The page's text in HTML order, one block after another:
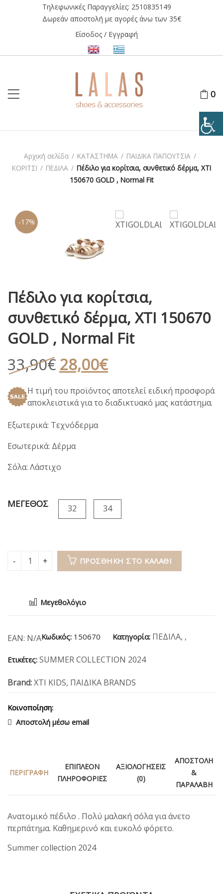
Τηλεφωνικές Παραγγελίες: 2510835149
Δωρεάν αποστολή με αγορές άνω των 35€
Είσοδος / Εγγραφή
0
Αρχική σελίδα / ΚΑΤΑΣΤΗΜΑ / ΠΑΙΔΙΚΑ ΠΑΠΟΥΤΣΙΑ /
ΚΟΡΙΤΣΙ / ΠΕΔΙΛΑ / Πέδιλο για κορίτσια, συνθετικό δέρμα, XTI
150670 GOLD , Normal Fit
-17%
Πέδιλο για κορίτσια,
συνθετικό δέρμα, XTI 150670
GOLD , Normal Fit
33,90€ Original
price
was:
33,90€.
28,00€Η
τρέχουσα
τιμή
είναι:
Η τιμή του προϊόντος αποτελεί ειδική προσφορά
αποκλειστικά για το διαδικτυακό μας κατάστημα.
Εξωτερικά: Τεχνόδερμα
Εσωτερικά: Δέρμα
Σόλα: Λάστιχο
ΜΕΓΕΘΟΣ 32 34
ΠΡΟΣΘΉΚΗ ΣΤΟ ΚΑΛΆΘΙ
Μεγεθολόγιο
EAN: N/AΚωδικός: 150670 Κατηγορία: ΠΕΔΙΛΑ, ,
Ετικέτες: SUMMER COLLECTION 2024
Brand:XTI KIDS, ΠΑΙΔΙΚΑ BRANDS
Κοινοποίηση:
Αποστολή μέσω email
ΠΕΡΙΓΡΑΦΉ
ΕΠΙΠΛΈΟΝ
ΠΛΗΡΟΦΟΡΊΕΣ
ΑΞΙΟΛΟΓΉΣΕΙΣ
(0)
ΑΠΟΣΤΟΛΉ
&
ΠΑΡΑΛΑΒΉ
Ανατομικό πέδιλο . Πολύ μαλακή σόλα για άνετο
περπάτημα. Καθημερινό και ευκολό φόρετο.
Summer collection 2024